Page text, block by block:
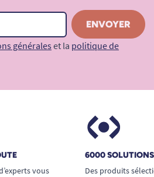
généraleset la politique de
vous
6000
Des produits